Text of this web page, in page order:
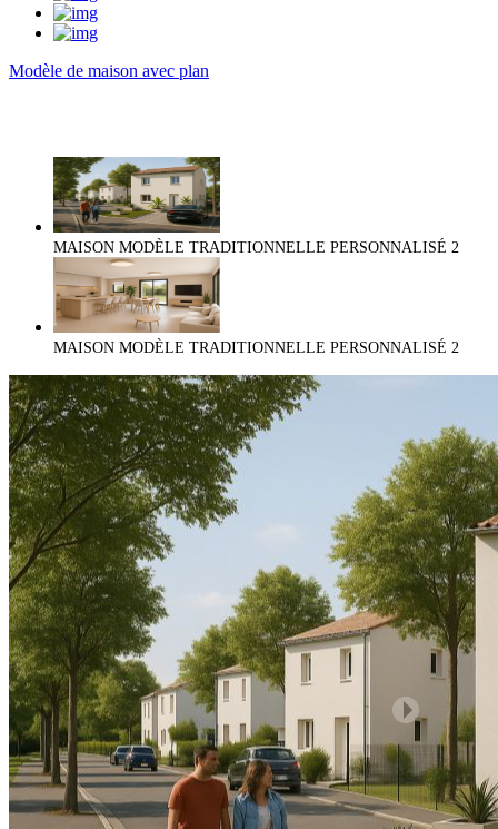
Modèle de maison avec plan
MAISON MODÈLE TRADITIONNELLE PERSONNALISÉ 2
MAISON MODÈLE TRADITIONNELLE PERSONNALISÉ 2